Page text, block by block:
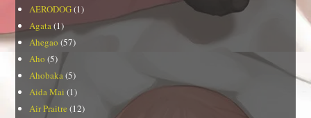
AERODOG(1)
Agata(1)
Ahegao (57)
Aho (5)
Ahobaka(5)
Aida Mai (1)
Air Praitre (12)